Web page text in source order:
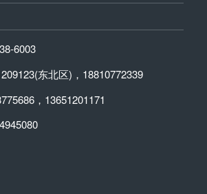
6003
东北区)，18810772339
，13651201171